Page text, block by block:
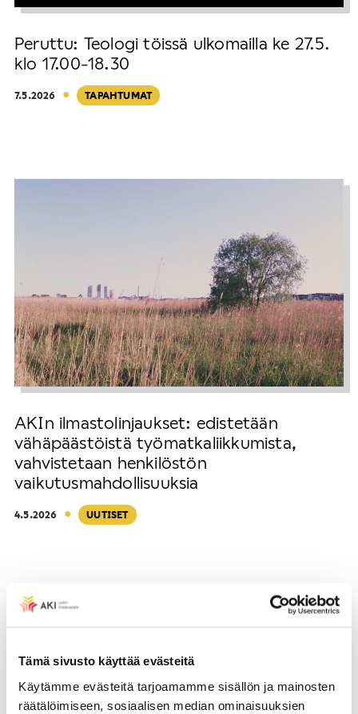
Tämä sivusto käyttää evästeitä
Käytämme evästeitä tarjoamamme sisällön ja mainosten
räätälöimiseen, sosiaalisen median ominaisuuksien
Peruttu: Teologi töissä ulkomailla ke 27.5.
klo 17.00-18.30
7.5.2026 · TAPAHTUMAT
AKIn ilmastolinjaukset: edistetään
vähäpäästöistä työmatkaliikkumista,
vahvistetaan henkilöstön
vaikutusmahdollisuuksia
4.5.2026 · UUTISET